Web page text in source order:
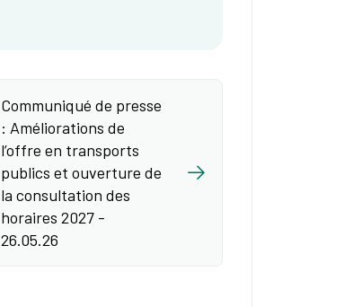
Communiqué de presse
: Améliorations de
l’offre en transports
publics et ouverture de
la consultation des
horaires 2027 -
26.05.26